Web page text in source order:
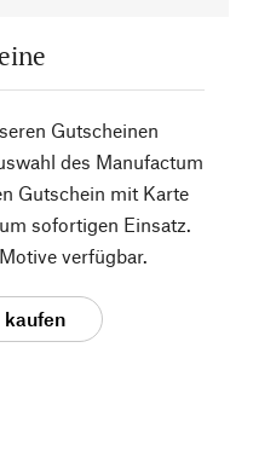
Gutscheinen
des Manufactum
Gutschein mit Karte
sofortigen Einsatz.
verfügbar.
kaufen